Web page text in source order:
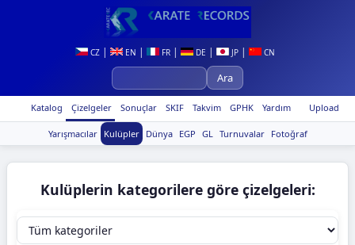
CZ | EN | FR | DE | JP | CN
Upload
Katalog Çizelgeler Sonuçlar SKIF Takvim GPHK Yardım
Yarışmacılar Kulüpler Dünya EGP GL Turnuvalar Fotoğraf
Kulüplerin kategorilere göre çizelgeleri: